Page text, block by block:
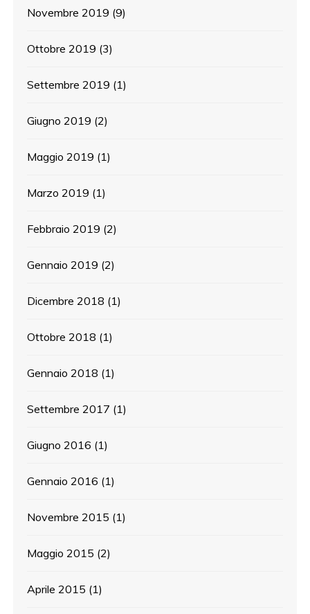
Novembre 2019 (9)
Ottobre 2019 (3)
Settembre 2019 (1)
Giugno 2019 (2)
Maggio 2019 (1)
Marzo 2019 (1)
Febbraio 2019 (2)
Gennaio 2019 (2)
Dicembre 2018 (1)
Ottobre 2018 (1)
Gennaio 2018 (1)
Settembre 2017 (1)
Giugno 2016 (1)
Gennaio 2016 (1)
Novembre 2015 (1)
Maggio 2015 (2)
Aprile 2015 (1)